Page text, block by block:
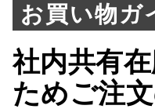
お買い
社内共有
ためご注